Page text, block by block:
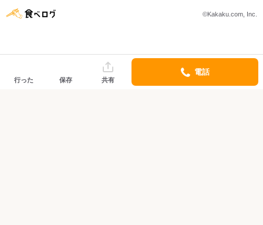
©Kakaku.com, Inc.
行った 保存 共有
電話